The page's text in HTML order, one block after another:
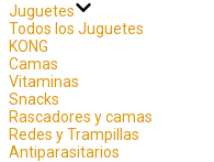
Juguetes
Todos los Juguetes
KONG
Camas
Vitaminas
Snacks
Rascadores y camas
Redes y Trampillas
Antiparasitarios